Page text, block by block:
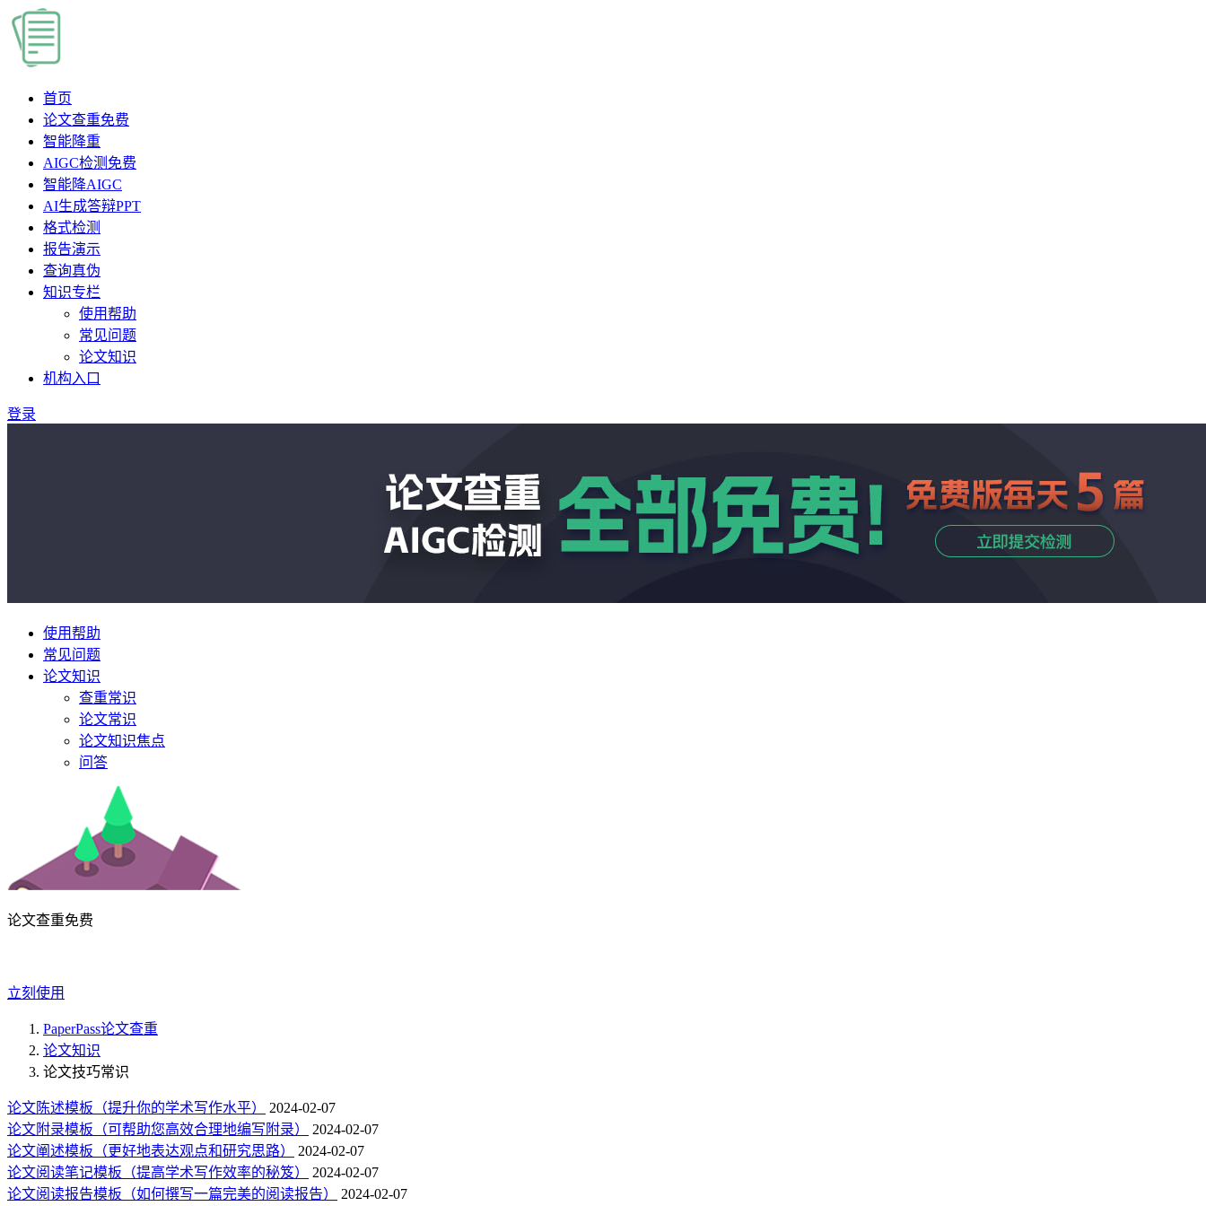
首页
论文查重免费
智能降重
AIGC检测 免费
智能降AIGC
AI生成答辩PPT
格式检测
报告演示
查询真伪
知识专栏
使用帮助
常见问题
论文知识
机构入口
登录
使用帮助
常见问题
论文知识
查重常识
论文常识
论文知识焦点
问答
论文查重免费
立刻使用
PaperPass论文查重
论文知识
论文技巧常识
论文陈述模板（提升你的学术写作水平）
2024-02-07
论文附录模板（可帮助您高效合理地编写附录）
2024-02-07
论文阐述模板（更好地表达观点和研究思路）
2024-02-07
论文阅读笔记模板（提高学术写作效率的秘笈）
2024-02-07
论文阅读报告模板（如何撰写一篇完美的阅读报告）
2024-02-07